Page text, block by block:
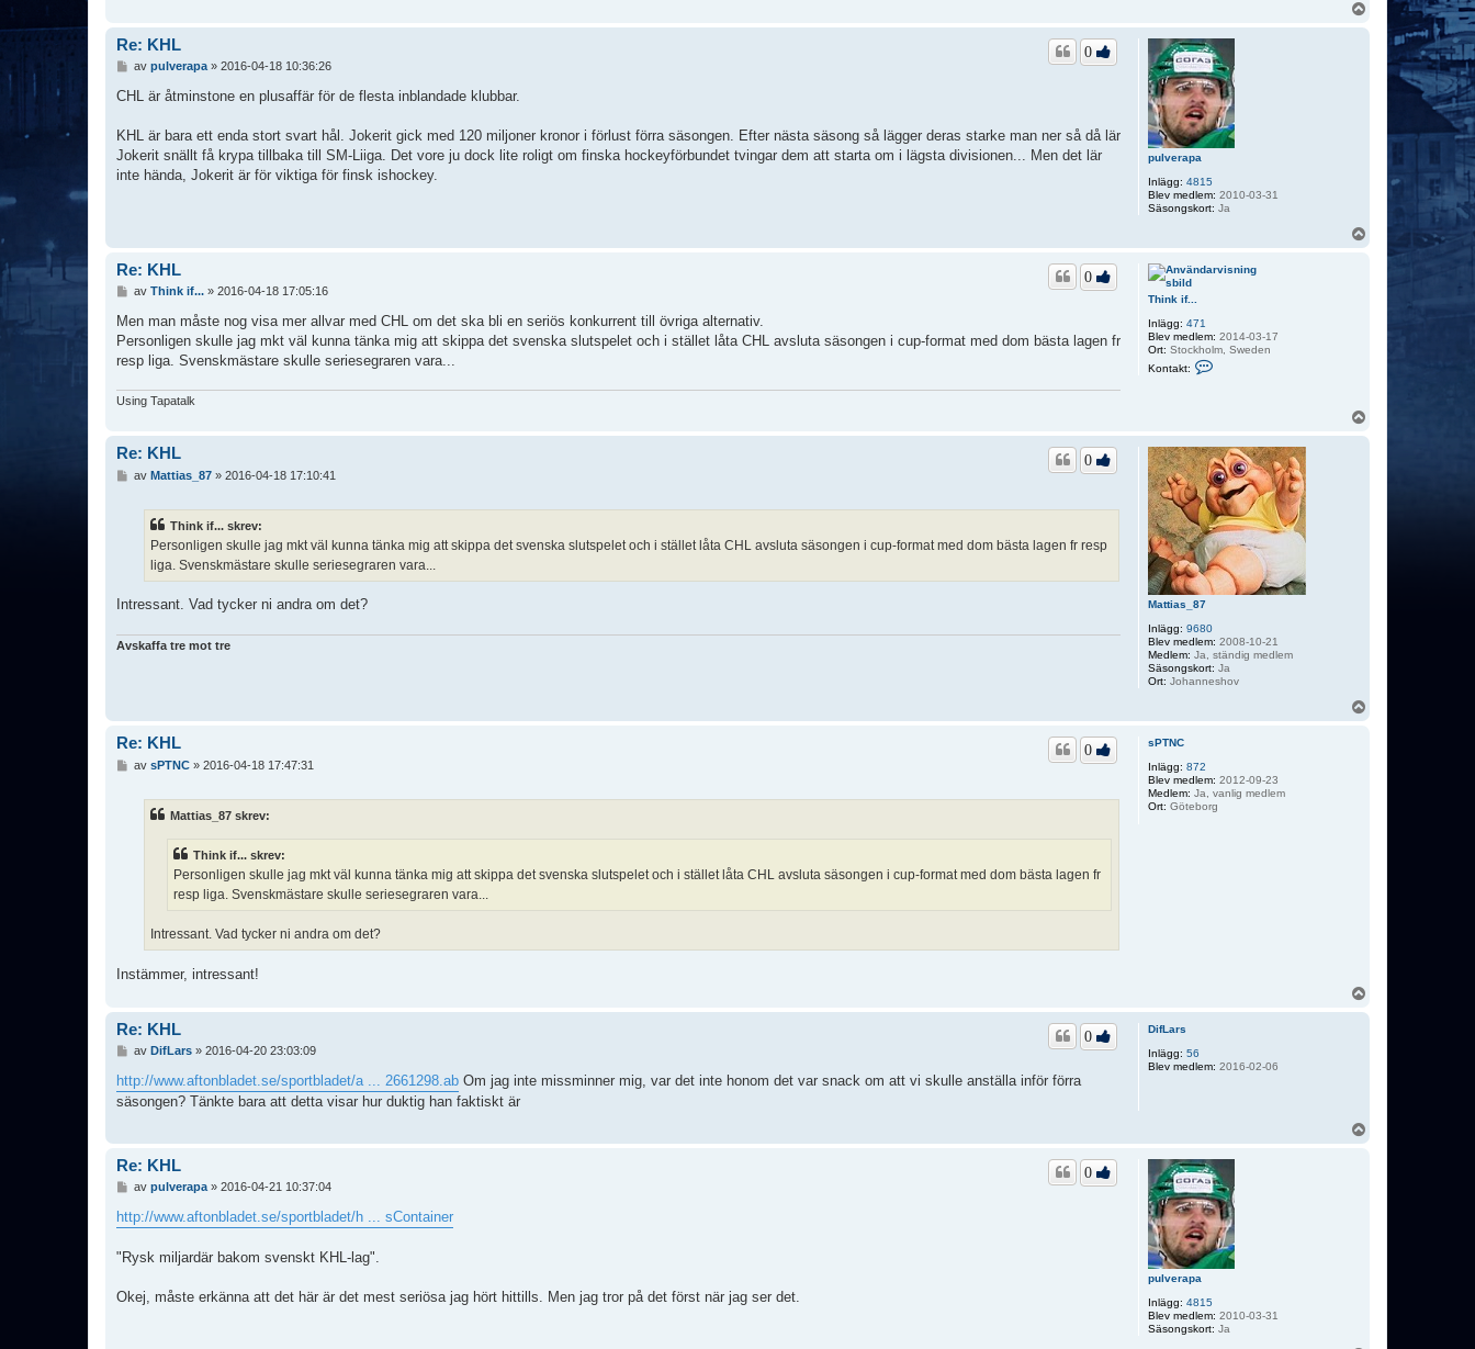
t
a
T
h
i
n
k
i
pulverapa
Inlägg: 4815
Blev medlem: 2010-03-31
Säsongskort: Ja
Re: KHL 0
l
g
av pulverapa» 2016-04-18 10:36:26
CHL är åtminstone en plusaffär för de flesta inblandade klubbar.
KHL är bara ett enda stort svart hål. Jokerit gick med 120 miljoner kronor i förlust förra säsongen. Efter nästa säsong så lägger deras starke man ner så då lär
Jokerit snällt få krypa tillbaka till SM-Liiga. Det vore ju dock lite roligt om finska hockeyförbundet tvingar dem att starta om i lägsta divisionen... Men det lär
inte hända, Jokerit är för viktiga för finsk ishockey.
Think if...
Inlägg: 471
Blev medlem: 2014-03-17
Ort: Stockholm, Sweden
Kontakt:
a
T
h
i
n
k
i
f
.
.
Re: KHL 0
l
g
g
av Think if...» 2016-04-18 17:05:16
Men man måste nog visa mer allvar med CHL om det ska bli en seriös konkurrent till övriga alternativ.
Personligen skulle jag mkt väl kunna tänka mig att skippa det svenska slutspelet och i stället låta CHL avsluta säsongen i cup-format med dom bästa lagen fr
resp liga. Svenskmästare skulle seriesegraren vara...
Using Tapatalk
Mattias_87
Inlägg: 9680
Blev medlem: 2008-10-21
Medlem: Ja, ständig medlem
Säsongskort: Ja
Ort: Johanneshov
Re: KHL 0
av Mattias_87» 2016-04-18 17:10:41
Think if... skrev:
Personligen skulle jag mkt väl kunna tänka mig att skippa det svenska slutspelet och i stället låta CHL avsluta säsongen i cup-format med dom bästa lagen fr resp
liga. Svenskmästare skulle seriesegraren vara...
Intressant. Vad tycker ni andra om det?
Avskaffa tre mot tre
sPTNC
Inlägg: 872
Blev medlem: 2012-09-23
Medlem: Ja, vanlig medlem
Ort: Göteborg
Re: KHL 0
av sPTNC» 2016-04-18 17:47:31
Mattias_87 skrev:
Think if... skrev:
Personligen skulle jag mkt väl kunna tänka mig att skippa det svenska slutspelet och i stället låta CHL avsluta säsongen i cup-format med dom bästa lagen fr
resp liga. Svenskmästare skulle seriesegraren vara...
Intressant. Vad tycker ni andra om det?
Instämmer, intressant!
DifLars
Inlägg: 56
Blev medlem: 2016-02-06
Re: KHL 0
l
ä
g
av DifLars» 2016-04-20 23:03:09
http://www.aftonbladet.se/sportbladet/a ... 2661298.ab Om jag inte missminner mig, var det inte honom det var snack om att vi skulle anställa inför förra
säsongen? Tänkte bara att detta visar hur duktig han faktiskt är
pulverapa
Inlägg: 4815
Blev medlem: 2010-03-31
Säsongskort: Ja
Re: KHL 0
l
ä
g
av pulverapa» 2016-04-21 10:37:04
http://www.aftonbladet.se/sportbladet/h ... sContainer
"Rysk miljardär bakom svenskt KHL-lag".
Okej, måste erkänna att det här är det mest seriösa jag hört hittills. Men jag tror på det först när jag ser det.